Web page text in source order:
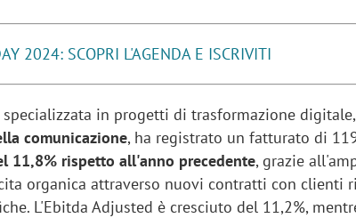
2024: SCOPRI L'AGENDA E ISCRIVITI
in progetti di trasformazione
comunicazione, ha registrato un fatturato di
11,8% rispetto all'anno precedente, grazie
organica attraverso nuovi contratti con clienti
L'Ebitda Adjusted è cresciuto del 11,2%,